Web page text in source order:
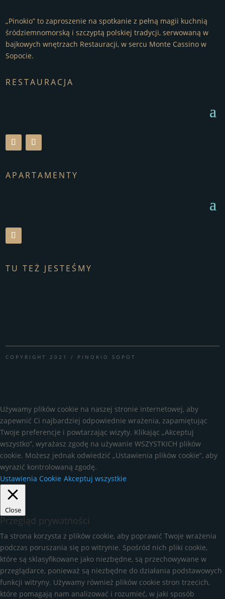
„Pinokio” to zaproszenie na spotkanie z pełną magii kuchnią
śródziemnomorską i szczyptą polskiej tradycji, serwowaną w
bajkowych wnętrzach Restauracji, w sercu Monte Cassino w
Sopocie.
RESTAURACJA
APARTAMENTY
TU TEŻ JESTEŚMY
COPYRIGHT 2021 / PINOKIO SOPOT
Używamy plików cookie na naszej stronie internetowej, aby
zapewnić Ci najbardziej odpowiednie wrażenia, zapamiętując
Twoje preferencje i powtarzając wizyty. Klikając „Akceptuj
wszystko”, wyrażasz zgodę na używanie WSZYSTKICH plików
cookie. Możesz jednak odwiedzić „Ustawienia plików cookie”, aby
wyrazić kontrolowaną zgodę.
Ustawienia Cookie Akceptuj wszystkie
Close
Przegląd prywatności
Ta strona korzysta z plików cookie, aby poprawić Twoje wrażenia
podczas poruszania się po witrynie. Spośród nich pliki cookie,
które są sklasyfikowane jako niezbędne, są przechowywane w
przeglądarce, ponieważ są niezbędne do działania podstawowych
funkcji witryny. Używamy również plików cookie stron trzecich,
które pomagają nam analizować i rozumieć, w jaki sposób